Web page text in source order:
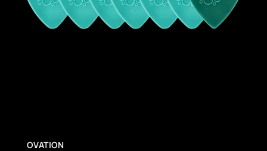
OVATION